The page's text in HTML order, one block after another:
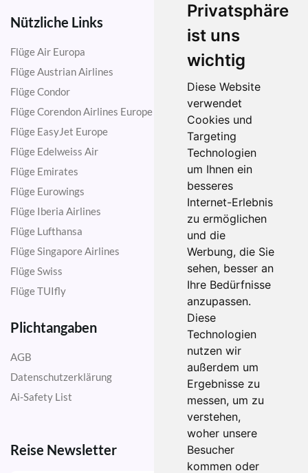
Privatsphäre
ist uns
wichtig
Diese Website
verwendet
Cookies und
Targeting
Technologien
um Ihnen ein
besseres
Internet-Erlebnis
zu ermöglichen
und die
Werbung, die Sie
sehen, besser an
Ihre Bedürfnisse
anzupassen.
Diese
Technologien
nutzen wir
außerdem um
Ergebnisse zu
messen, um zu
verstehen,
woher unsere
Besucher
kommen oder
Nützliche Links
Flüge Air Europa
Flüge Austrian Airlines
Flüge Condor
Flüge Corendon Airlines Europe
Flüge EasyJet Europe
Flüge Edelweiss Air
Flüge Emirates
Flüge Eurowings
Flüge Iberia Airlines
Flüge Lufthansa
Flüge Singapore Airlines
Flüge Swiss
Flüge TUIfly
Plichtangaben
AGB
Datenschutzerklärung
Ai-Safety List
Reise Newsletter